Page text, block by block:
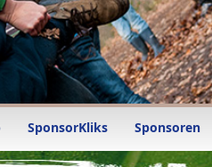
SponsorKliks Sponsoren